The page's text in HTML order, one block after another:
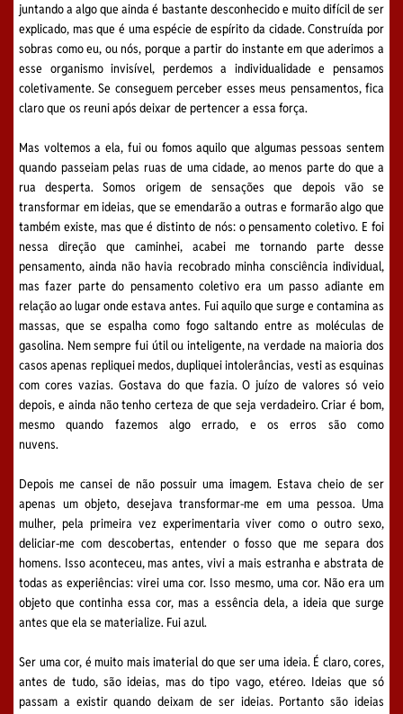
juntando a algo que ainda é bastante desconhecido e muito difícil de ser
explicado, mas que é uma espécie de espírito da cidade. Construída por
sobras como eu, ou nós, porque a partir do instante em que aderimos a
esse organismo invisível, perdemos a individualidade e pensamos
coletivamente. Se conseguem perceber esses meus pensamentos, fica
claro que os reuni após deixar de pertencer a essa força.
Mas voltemos a ela, fui ou fomos aquilo que algumas pessoas sentem
quando passeiam pelas ruas de uma cidade, ao menos parte do que a
rua desperta. Somos origem de sensações que depois vão se
transformar em ideias, que se emendarão a outras e formarão algo que
também existe, mas que é distinto de nós: o pensamento coletivo. E foi
nessa direção que caminhei, acabei me tornando parte desse
pensamento, ainda não havia recobrado minha consciência individual,
mas fazer parte do pensamento coletivo era um passo adiante em
relação ao lugar onde estava antes. Fui aquilo que surge e contamina as
massas, que se espalha como fogo saltando entre as moléculas de
gasolina. Nem sempre fui útil ou inteligente, na verdade na maioria dos
casos apenas repliquei medos, dupliquei intolerâncias, vesti as esquinas
com cores vazias. Gostava do que fazia. O juízo de valores só veio
depois, e ainda não tenho certeza de que seja verdadeiro. Criar é bom,
mesmo quando fazemos algo errado, e os erros são como
nuvens.
Depois me cansei de não possuir uma imagem. Estava cheio de ser
apenas um objeto, desejava transformar-me em uma pessoa. Uma
mulher, pela primeira vez experimentaria viver como o outro sexo,
deliciar-me com descobertas, entender o fosso que me separa dos
homens. Isso aconteceu, mas antes, vivi a mais estranha e abstrata de
todas as experiências: virei uma cor. Isso mesmo, uma cor. Não era um
objeto que continha essa cor, mas a essência dela, a ideia que surge
antes que ela se materialize. Fui azul.
Ser uma cor, é muito mais imaterial do que ser uma ideia. É claro, cores,
antes de tudo, são ideias, mas do tipo vago, etéreo. Ideias que só
passam a existir quando deixam de ser ideias. Portanto são ideias